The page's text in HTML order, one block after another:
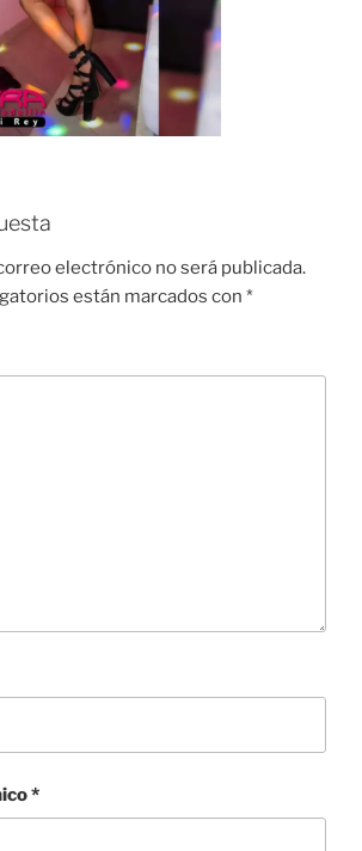
electrónico no será publicada.
están marcados con *
*